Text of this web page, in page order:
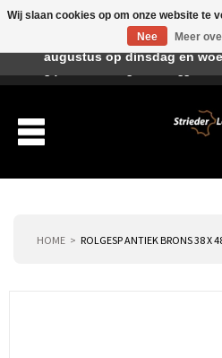
HOME ROLGESP ANTIEK BRONS 38 X
Wij slaan cookies op om onze website te
Nee
Meer
Beste klant, I.v.m. de
augustus op dinsdag en